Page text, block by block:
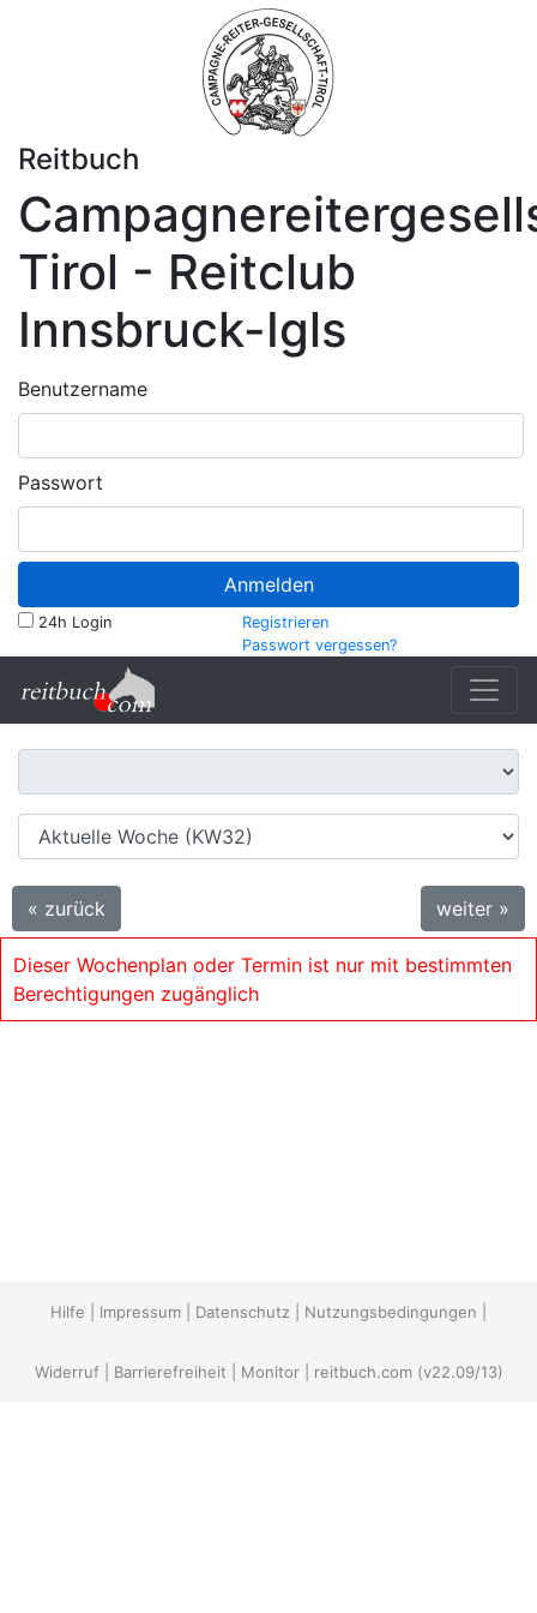
Reitbuch
Tirol - Reitclub
Innsbruck-Igls
Benutzername
Passwort
Anmelden
24h Login
Registrieren
Passwort vergessen?
« zurück weiter »
Dieser Wochenplan oder Termin ist nur mit bestimmten
Berechtigungen zugänglich
Hilfe Impressum Datenschutz Nutzungsbedingungen
Widerruf| Barrierefreiheit Monitor| reitbuch.com(v22.09/13)